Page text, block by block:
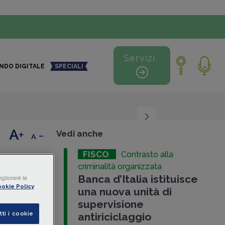
DIGITALE SPECIALI
Servizi
e
+ - Vedi anche
FISCO
Contrasto alla
criminalità organizzata
Banca d’Italia istituisce
una nuova unità di
supervisione
antiriciclaggio
la
Policy
i cookie